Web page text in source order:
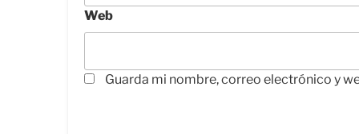
Web
Guarda mi nombre, correo electrónico y